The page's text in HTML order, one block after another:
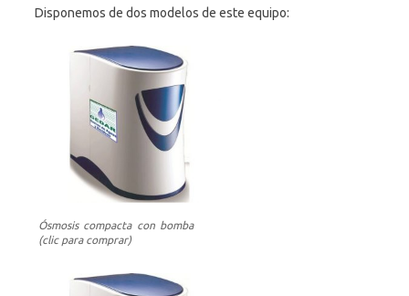
Disponemos de dos modelos de este equipo:
Ósmosis compacta con bomba
(clic para comprar)